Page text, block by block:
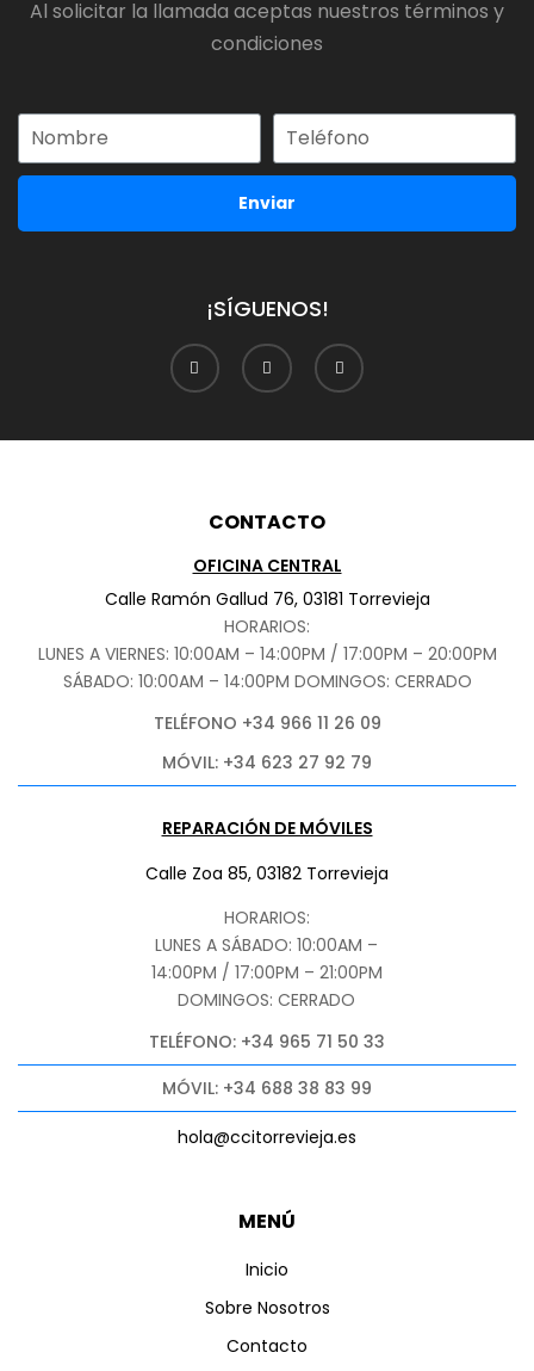
Al solicitar la llamada aceptas nuestros términos y
condiciones
Enviar
¡SÍGUENOS!
MENÚ
Inicio
Sobre Nosotros
Contacto
CONTACTO
OFICINA CENTRAL
Calle Ramón Gallud 76, 03181 Torrevieja
HORARIOS:
LUNES A VIERNES: 10:00AM – 14:00PM / 17:00PM – 20:00PM
SÁBADO: 10:00AM – 14:00PM DOMINGOS: CERRADO
TELÉFONO +34 966 11 26 09
MÓVIL: +34 623 27 92 79
REPARACIÓN DE MÓVILES
Calle Zoa 85, 03182 Torrevieja
HORARIOS:
LUNES A SÁBADO: 10:00AM –
14:00PM / 17:00PM – 21:00PM
DOMINGOS: CERRADO
TELÉFONO: +34 965 71 50 33
MÓVIL: +34 688 38 83 99
hola@ccitorrevieja.es